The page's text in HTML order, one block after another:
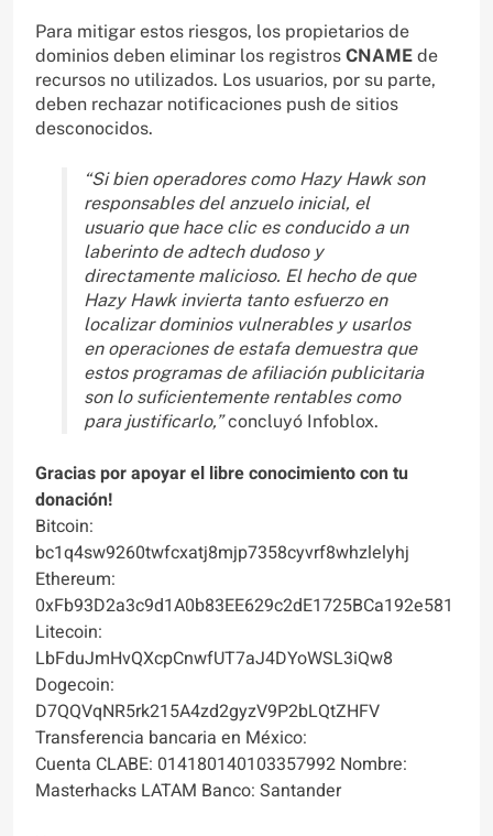
Para mitigar estos riesgos, los propietarios de
dominios deben eliminar los registros CNAME de
recursos no utilizados. Los usuarios, por su parte,
deben rechazar notificaciones push de sitios
desconocidos.
“Si bien operadores como Hazy Hawk son
responsables del anzuelo inicial, el
usuario que hace clic es conducido a un
laberinto de adtech dudoso y
directamente malicioso. El hecho de que
Hazy Hawk invierta tanto esfuerzo en
localizar dominios vulnerables y usarlos
en operaciones de estafa demuestra que
estos programas de afiliación publicitaria
son lo suficientemente rentables como
para justificarlo,”concluyó Infoblox.
Gracias por apoyar el libre conocimiento con tu
donación!
Bitcoin:
bc1q4sw9260twfcxatj8mjp7358cyvrf8whzlelyhj
Ethereum:
0xFb93D2a3c9d1A0b83EE629c2dE1725BCa192e581
Litecoin:
LbFduJmHvQXcpCnwfUT7aJ4DYoWSL3iQw8
Dogecoin:
D7QQVqNR5rk215A4zd2gyzV9P2bLQtZHFV
Transferencia bancaria en México:
Cuenta CLABE: 014180140103357992 Nombre:
Masterhacks LATAM Banco: Santander